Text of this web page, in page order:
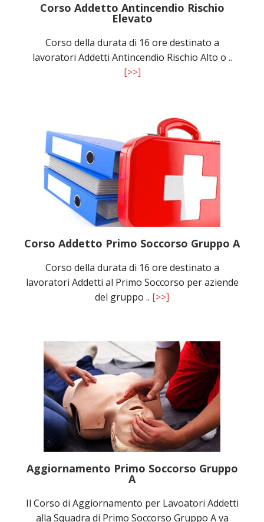
Corso Addetto Antincendio Rischio
Elevato
Corso della durata di 16 ore destinato a
lavoratori Addetti Antincendio Rischio Alto o ..
[>>]
Corso Addetto Primo Soccorso Gruppo A
Corso della durata di 16 ore destinato a
lavoratori Addetti al Primo Soccorso per aziende
del gruppo .. [>>]
Aggiornamento Primo Soccorso Gruppo
A
Il Corso di Aggiornamento per Lavoatori Addetti
alla Squadra di Primo Soccorso Gruppo A va